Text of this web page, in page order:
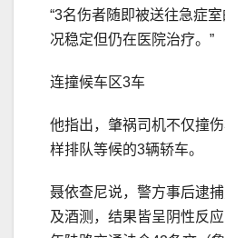
“3名伤者随即被送往急症
况稳定但仍在医院治疗。”
连撞候车区3车
他指出，肇祸司机不仅撞
样排队等候的3辆轿车。
聂依查尼说，警方事后逮
及酒测，结果皆呈阴性反